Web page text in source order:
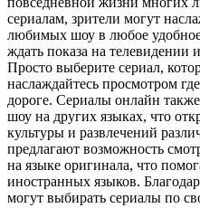
сериалам, зрители могут
любимых шоу в любое
ждать показа на телевидении
Просто выберите сериал,
наслаждайтесь просмотром
дороге. Сериалы онлайн
шоу на других языках, что
культуры и развлечений
предлагают возможность
на языке оригинала, что
иностранных языков.
могут выбирать сериалы по